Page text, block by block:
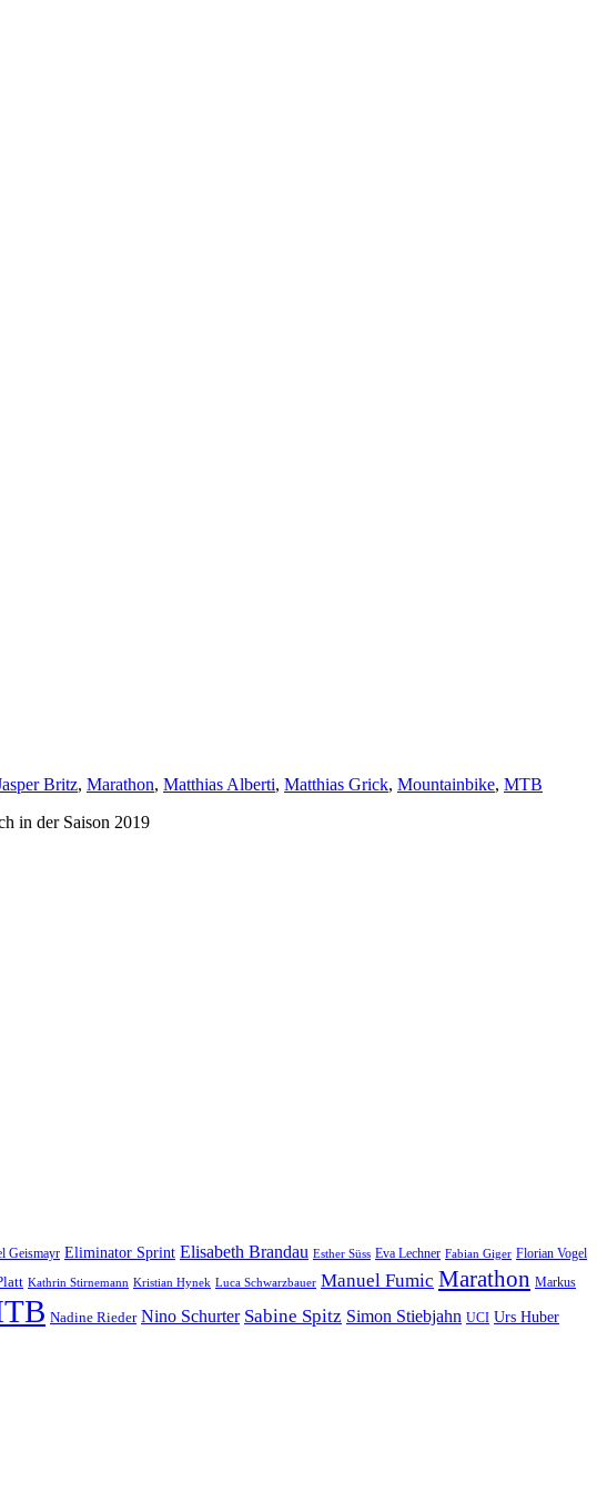
Britz, Marathon, Matthias Alberti, Matthias Grick, Mountainbike, MTB
in der Saison 2019
Geismayr Eliminator Sprint Elisabeth Brandau Esther Süss Eva Lechner Fabian Giger Florian Vogel
Kathrin Stirnemann Kristian Hynek Luca Schwarzbauer Manuel Fumic Marathon Markus
Nadine Rieder Nino Schurter Sabine Spitz Simon Stiebjahn UCI Urs Huber